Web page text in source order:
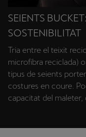
SEIENTS
SOSTENIBILITAT
Tria entre el teixit
microfibra reciclada)
tipus de seients
costures en coure.
capacitat del maleter,